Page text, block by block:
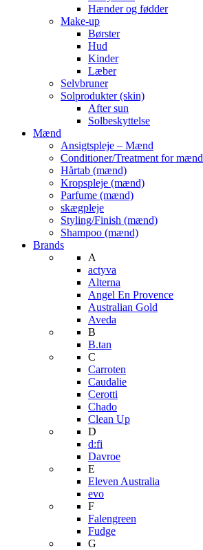
Hænder og fødder
Make-up
Børster
Hud
Kinder
Læber
Selvbruner
Solprodukter (skin)
After sun
Solbeskyttelse
Mænd
Ansigtspleje – Mænd
Conditioner/Treatment for mænd
Hårtab (mænd)
Kropspleje (mænd)
Parfume (mænd)
skægpleje
Styling/Finish (mænd)
Shampoo (mænd)
Brands
A
actyva
Alterna
Angel En Provence
Australian Gold
Aveda
B
B.tan
C
Carroten
Caudalie
Cerotti
Chado
Clean Up
D
d:fi
Davroe
E
Eleven Australia
evo
F
Falengreen
Fudge
G